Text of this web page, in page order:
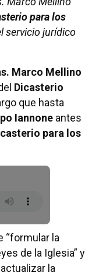
para los
servicio jurídico
Marco Mellino
Dicasterio
que hasta
Iannoneantes
para los
“formular la
de la Iglesia” y
la